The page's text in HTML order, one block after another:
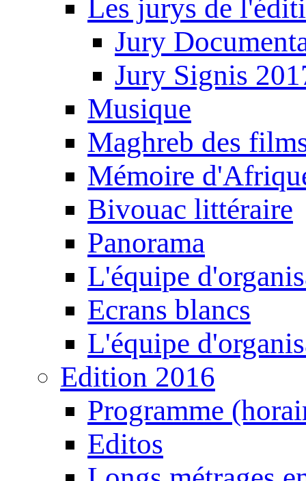
Les jurys de
Jury
Jury Signis
Musique
Maghreb des
Mémoire
Bivouac littéraire
Panorama
L'équipe
Ecrans blancs
L'équipe
Edition 2016
Programme
Editos